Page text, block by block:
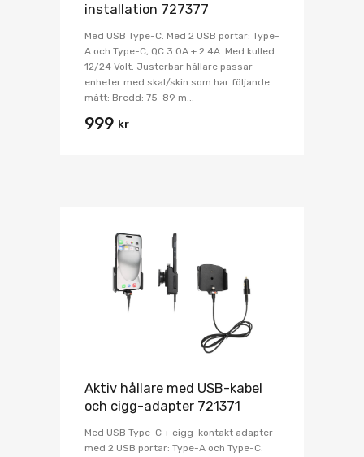
installation 727377
Med USB Type-C. Med 2 USB portar: Type-
A och Type-C, QC 3.0A + 2.4A. Med kulled.
12/24 Volt. Justerbar hållare passar
enheter med skal/skin som har följande
mått: Bredd: 75-89 m...
999 kr
Aktiv hållare med USB-kabel
och cigg-adapter 721371
Med USB Type-C + cigg-kontakt adapter
med 2 USB portar: Type-A och Type-C.